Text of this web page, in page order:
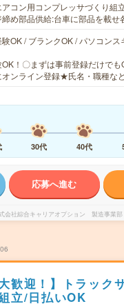
アコン用コンプレッサづくり組
締め部品供給:台車に部品を載
OK / ブランクOK / パソコンス
！〇まずは事前登録だけでも
オンライン登録★氏名・職種な
30代 40代
応募へ進む
会社綜合キャリアオプション 製造事業部
歓迎！】トラック
立/日払いOK